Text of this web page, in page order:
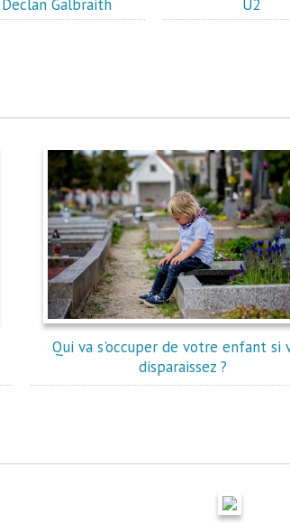
Declan Galbraith
U2
Qui va s'occuper de votre enfant si
disparaissez ?